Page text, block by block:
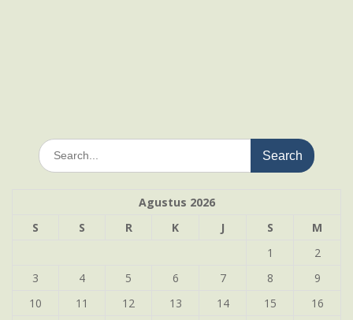
Search
for:
Agustus 2026
S
S R K J S
M
1
2
3
4 5 6 7 8
9
10
11 12 13 14 15
16